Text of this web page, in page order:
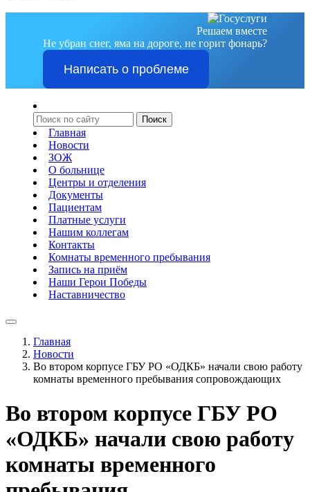
Решаем вместе
Не убран снег, яма на дороге, не горит фонарь?
Написать о проблеме
Главная
Новости
ЗОЖ
О больнице
Центры и отделения
Документы
Пациентам
Платные услуги
Нашим коллегам
Контакты
Комнаты временного пребывания
Запись на приём
Наши Герои Победы
Наставничество
Главная
Новости
Во втором корпусе ГБУ РО «ОДКБ» начали свою работу
комнаты временного пребывания сопровождающих
Во втором корпусе ГБУ РО
«ОДКБ» начали свою работу
комнаты временного